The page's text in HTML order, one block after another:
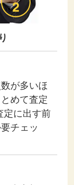
が多いほ
めて査定
定に出す前
チェッ